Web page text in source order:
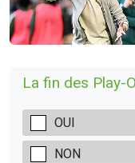
La fin des Play-
OUI
NON